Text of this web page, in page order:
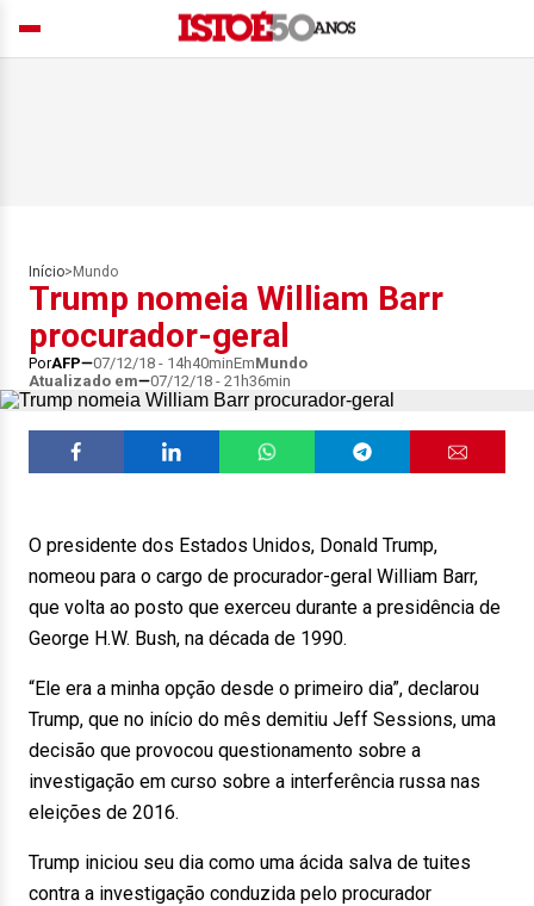
Início> Mundo
Trump nomeia William Barr
procurador-geral
PorAFP 07/12/18 - 14h40minEmMundo
Atualizado em
07/12/18 - 21h36min
O presidente dos Estados Unidos, Donald Trump,
nomeou para o cargo de procurador-geral William Barr,
que volta ao posto que exerceu durante a presidência de
George H.W. Bush, na década de 1990.
“Ele era a minha opção desde o primeiro dia”, declarou
Trump, que no início do mês demitiu Jeff Sessions, uma
decisão que provocou questionamento sobre a
investigação em curso sobre a interferência russa nas
eleições de 2016.
Trump iniciou seu dia como uma ácida salva de tuites
contra a investigação conduzida pelo procurador